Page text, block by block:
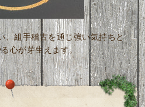
、組手稽古を通じ強い気持ちと
心が芽生えます。